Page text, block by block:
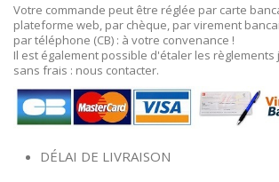
Votre commande peut être réglée par carte
plateforme web, par chèque, par virement
par téléphone (CB) : à votre convenance !
Il est également possible d'étaler les règlements
sans frais : nous contacter.
DÉLAI DE LIVRAISON